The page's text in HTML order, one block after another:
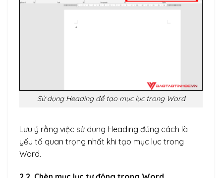
Sử dụng Heading để tạo mục lục trong Word
Lưu ý rằng việc sử dụng Heading đúng cách là
yếu tố quan trọng nhất khi tạo mục lục trong
Word.